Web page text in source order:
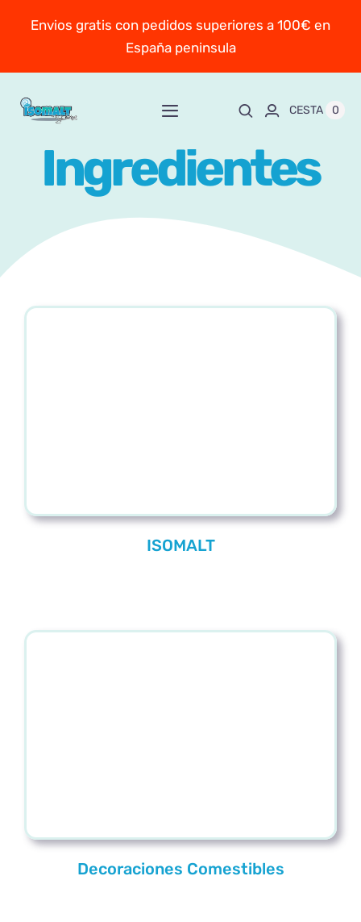
Envios gratis con pedidos superiores a 100€ en
España peninsula
Toggle
Inicio
Personaliza y encarga
CESTA 0
Ingredientes
ISOMALT
Decoraciones Comestibles